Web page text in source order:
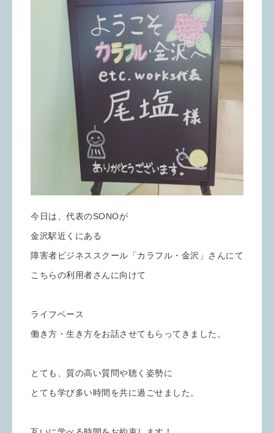
今日は、代表のSONOが
金沢駅近くにある
障害者ビジネススクール「カラフル・金沢」さんにて
こちらの利用者さんに向けて
ライフベース
働き方・生き方をお話させてもらってきました。
とても、質の高い質問や聴く姿勢に
とても学び多い時間を共に過ごせました。